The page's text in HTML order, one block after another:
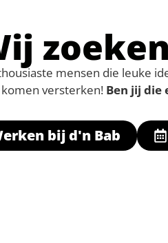
mensen die leuke
versterken! Ben jij die
bij d'n Bab